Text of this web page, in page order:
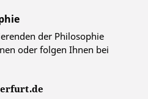
der Philosophie
oder folgen Ihnen bei